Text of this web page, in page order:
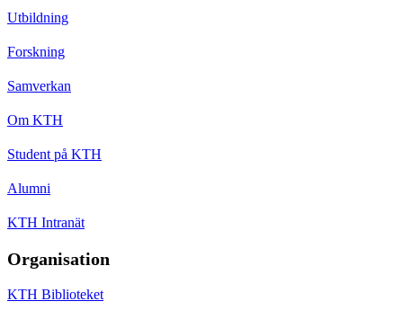
Utbildning
Forskning
Samverkan
Om KTH
Student på KTH
Alumni
KTH Intranät
Organisation
KTH Biblioteket